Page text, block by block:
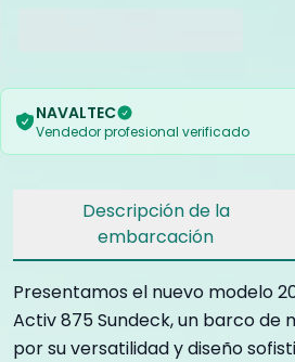
NAVALTEC
Vendedor profesional verificado
Descripción de la
embarcación
Presentamos el nuevo modelo
Activ 875 Sundeck, un barco de
por su versatilidad y diseño